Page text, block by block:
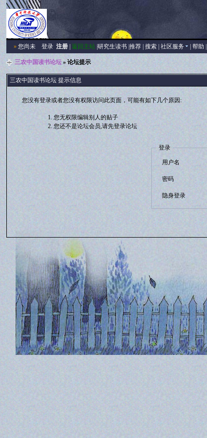
» 您尚未登录 注册 |返回主站 |研究生读书 |推荐 |搜索 |社区服务 |帮助
三农中国读书论坛 » 论坛提示
三农中国读书论坛 提示信息
您没有登录或者您没有权限访问此页面，可能有如下几个原因:
您无权限编辑别人的贴子
您还不是论坛会员,请先登录论坛
登录
用户名
密码
隐身登录